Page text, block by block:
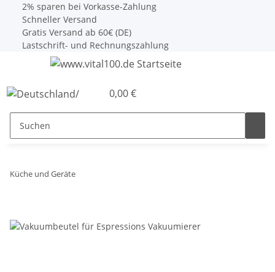
2% sparen bei Vorkasse-Zahlung
Schneller Versand
Gratis Versand ab 60€ (DE)
Lastschrift- und Rechnungszahlung
0,00 €
Küche und Geräte